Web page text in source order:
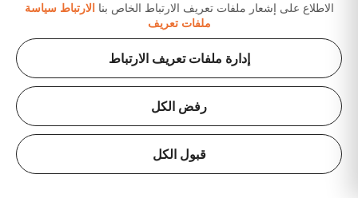
الاطلاع على إشعار ملفات تعريف الارتباط الخاص بناالارتباط سياسة
ملفات تعريف
إدارة ملفات تعريف الارتباط
رفض الكل
قبول الكل